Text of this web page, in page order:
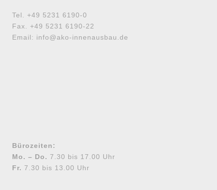
Tel. +49 5231 6190-0
Fax. +49 5231 6190-22
Email: info@ako-innenausbau.de
Bürozeiten:
Mo. – Do. 7.30 bis 17.00 Uhr
Fr. 7.30 bis 13.00 Uhr